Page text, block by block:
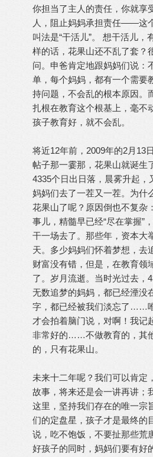
你担当了主人的责任，你就享
人，阻止妈妈承担责任——这
叫法是“干活儿”。 想干活儿
样的话，花果山还不乱了套？
问。申爸肯定地跟妈妈们说：
单，每个妈妈，都有一个需要
持问题，不会乱的根本原因。
扎根在教育这个根基上，毫不
孩子教育好，就不会乱。
将近12年前，2009年的2月13
帖子那一霎那，花果山就诞生
4335个日出日落，晨雾升起，
妈妈们去了一茬又一茬。为什
花果山了呢？原因倒也不复杂
事儿，精髓早已经“尽在掌握”
干一场去了。那些年，资本大
天。多少妈妈们怀着梦想，去
财富没有错，但是，在教育领
了。岁月流逝。当时光过去，
无数追梦的妈妈，都已经湮没
字，都已经被我们淡忘了 ……
才会拍着脑门说，对啊！我记
非常好的……不做教育的，其
的，只有花果山。
未来十二年呢？我们可以肯定
故事，将来还是会一讲再讲；
这里，坚持我们存在的唯一宗
们的定盘星，孩子才是最终的
说，吃不饱饭，不要扯那些荒
好孩子的同时，妈妈们要有好